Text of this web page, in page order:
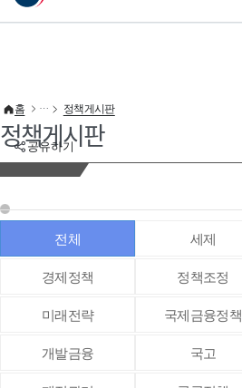
이 누리집은 대한민국 공식 전자정부 누리집입니다.
공유하기
홈 정책게시판
정책게시판
전체 세제
경제정책 정책조정
미래전략 국제금융정책
개발금융 국고